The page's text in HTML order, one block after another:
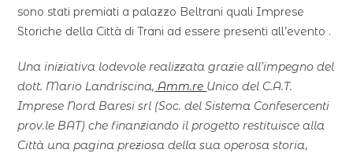
sono stati premiati a palazzo Beltrani quali Imprese
Storiche della Città di Trani ad essere presenti all’evento .
Una iniziativa lodevole realizzata grazie all’impegno del
dott. Mario Landriscina, Amm.re Unico del C.A.T.
Imprese Nord Baresi srl (Soc. del Sistema Confesercenti
prov.le BAT) che finanziando il progetto restituisce alla
Città una pagina preziosa della sua operosa storia,